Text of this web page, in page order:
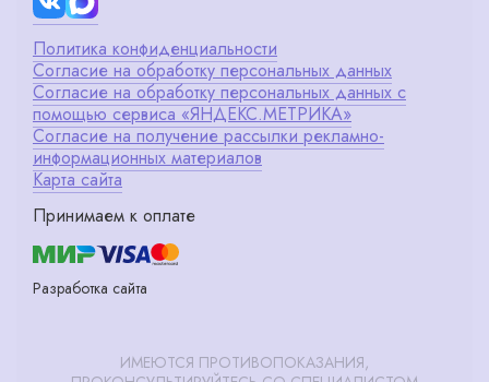
Политика конфиденциальности
Согласие на обработку персональных данных
Согласие на обработку персональных данных с
помощью сервиса «ЯНДЕКС.МЕТРИКА»
Согласие на получение рассылки рекламно-
информационных материалов
Карта сайта
Принимаем к оплате
Разработка сайта
ИМЕЮТСЯ ПРОТИВОПОКАЗАНИЯ,